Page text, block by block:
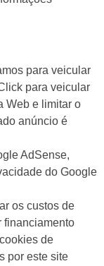
para veicular
para veicular
Web e limitar o
anúncio é
AdSense,
do Google
os custos de
financiamento
de
por este site